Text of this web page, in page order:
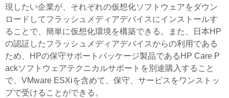
現したい企業が、それぞれの仮想化ソフトウェアをダウン
ロードしてフラッシュメディアデバイスにインストールす
ることで、簡単に仮想化環境を構築できる。また、日本HP
の認証したフラッシュメディアデバイスからの利用である
ため、HPの保守サポートパッケージ製品であるHP Care P
ackソフトウェアテクニカルサポートを別途購入すること
で、VMware ESXiを含めて、保守、サービスをワンストッ
プで受けることができる。